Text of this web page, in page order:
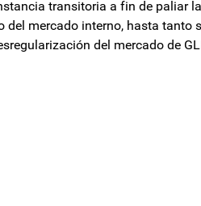
transitoria a fin de paliar la
del mercado interno, hasta tanto
del mercado de
de La Tablada
el compromiso con la atención